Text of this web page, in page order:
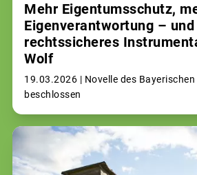
Mehr Eigentumsschutz,
Eigenverantwortung –
rechtssicheres
Wolf
19.03.2026 | Novelle des
beschlossen